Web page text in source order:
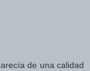
de una calidad